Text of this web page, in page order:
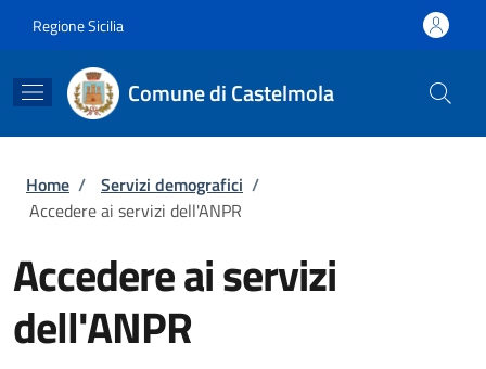
Regione Sicilia
Comune di Castelmola
Briciole di pane
Home / Servizi demografici /
Accedere ai servizi dell'ANPR
Accedere ai servizi
dell'ANPR